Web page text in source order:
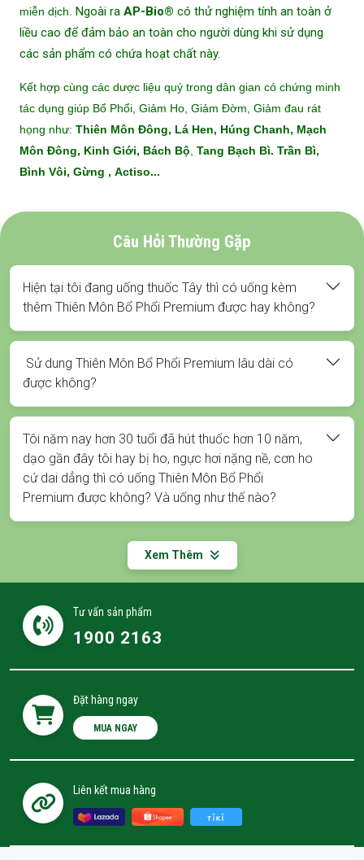
miễn dịch. Ngoài ra AP-Bio® có thử nghiệm tính an toàn ở
liều cao để đảm bảo an toàn cho người dùng khi sử dụng
các sản phẩm có chứa hoạt chất này.
Kết hợp cùng các dược liệu quý trong dân gian có chứng minh
tác dụng giúp Bổ Phổi, Giảm Ho, Giảm Đờm, Giảm đau rát
họng như: Thiên Môn Đông, Lá Hen, Húng Chanh, Mạch
Môn Đông, Kinh Giới, Bách Bộ, Tang Bạch Bì. Trần Bì,
Bình Vôi, Gừng , Actiso...
Câu Hỏi Thường Gặp
Hiện tại tôi đang uống thuốc Tây thì có uống kèm
thêm Thiên Môn Bổ Phổi Premium được hay không?
Sử dung Thiên Môn Bổ Phổi Premium lâu dài có
được không?
Tôi năm nay hơn 30 tuổi đã hút thuốc hơn 10 năm,
dạo gần đây tôi hay bị ho, ngực hơi nặng nề, cơn ho
cứ dai dẳng thì có uống Thiên Môn Bổ Phổi
Premium được không? Và uống như thế nào?
Xem Thêm
Tư vấn sản phẩm
1900 2163
Đặt hàng ngay
MUA NGAY
Liên kết mua hàng